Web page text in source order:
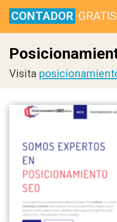
CONTADOR GRATIS
Visita